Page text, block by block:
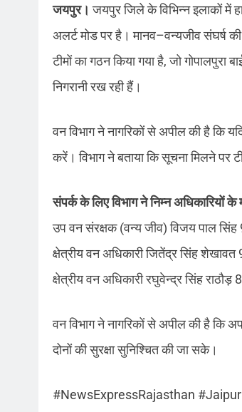
जयपुर।जयपुर जिले के विभिन्न इलाकों में
अलर्ट मोड पर है। मानव–वन्यजीव संघर्ष
टीमों का गठन किया गया है, जो
निगरानी रख रही हैं।
वन विभाग ने नागरिकों से अपील की है कि
करें। विभाग ने बताया कि सूचना मिलने पर
संपर्क के लिए विभाग ने निम्न अधिकारियों
उप वन संरक्षक (वन्य जीव) विजय पाल
क्षेत्रीय वन अधिकारी जितेंद्र सिंह
क्षेत्रीय वन अधिकारी रघुवेन्द्र सिंह
वन विभाग ने नागरिकों से अपील की है कि
दोनों की सुरक्षा सुनिश्चित की जा सके।
#NewsExpressRajasthan